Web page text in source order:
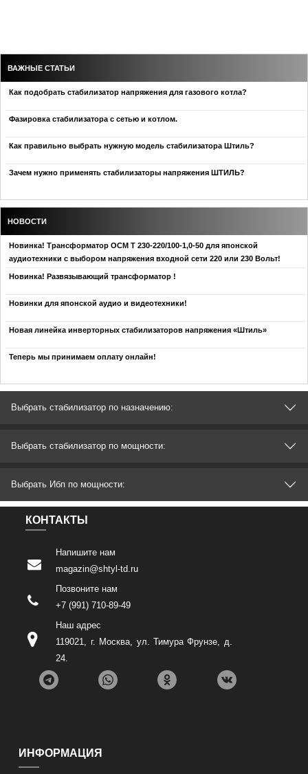
ВАЖНЫЕ СТАТЬИ
Как подобрать стабилизатор напряжения для газового котла?
Фазировка стабилизатора с сетью и котлом.
Как правильно выбрать нужную модель стабилизатора Штиль?
Зачем нужно применять стабилизаторы напряжения ШТИЛЬ?
НОВОСТИ
Новинка! Трансформатор ОСМ Т 230-220/100-1,0-50 для японской
аудиотехники с выбором напряжения входной сети 220 или 230 Вольт!
Новинка! Развязывающий трансформатор !
Новинки для японской аудио и видеотехники!
Новая линейка инверторных стабилизаторов напряжения «Штиль»
Теперь мы принимаем оплату онлайн!
Выбрать стабилизатор по назначению:
Выбрать стабилизатор по мощности:
Выбрать Ибп по мощности:
КОНТАКТЫ
Напишите нам
magazin@shtyl-td.ru
Позвоните нам
+7 (991) 710-89-49
Наш адрес
119021, г. Москва, ул. Тимура Фрунзе, д.
24.
ИНФОРМАЦИЯ